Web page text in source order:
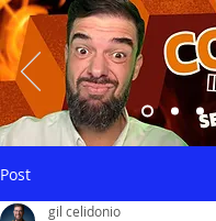
Post
gil celidonio